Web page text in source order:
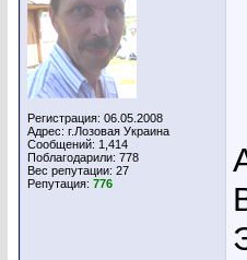
Регистрация: 06.05.2008
Адрес: г.Лозовая Украина
Сообщений: 1,414
Поблагодарили: 778
Вес репутации: 27
Репутация: 776